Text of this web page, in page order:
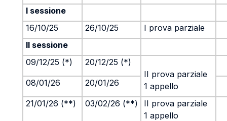
I sessione
16/10/25
26/10/25
I prova parziale
II sessione
09/12/25 (*)
20/12/25 (*)
II prova parziale
1 appello
08/01/26 20/01/26
21/01/26 (**) 03/02/26 (**)
II prova parziale
1 appello